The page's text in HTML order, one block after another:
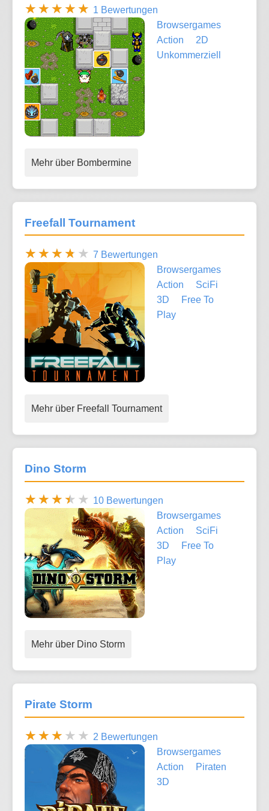
1 Bewertungen
Browsergames
Action
2D
Unkommerziell
Mehr über Bombermine
Freefall Tournament
7 Bewertungen
Browsergames
Action
SciFi
3D
Free To
Play
Mehr über Freefall Tournament
Dino Storm
10 Bewertungen
Browsergames
Action
SciFi
3D
Free To
Play
Mehr über Dino Storm
Pirate Storm
2 Bewertungen
Browsergames
Action
Piraten
3D